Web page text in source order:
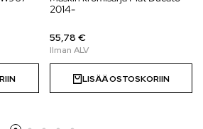
2014-
55,78 €
LISÄÄ OSTOSKORIIN